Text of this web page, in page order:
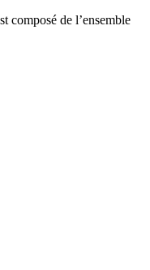
composé de l’ensemble